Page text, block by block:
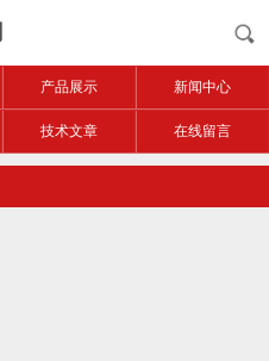
产品展示 新闻中心
技术文章 在线留言